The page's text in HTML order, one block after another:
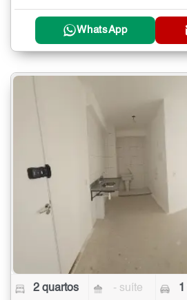
WhatsApp
2 quartos - suíte